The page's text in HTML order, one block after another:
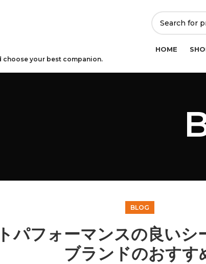
your best companion.
HOME
BLOG
パフォーマンスの良い
ブランドのおすす